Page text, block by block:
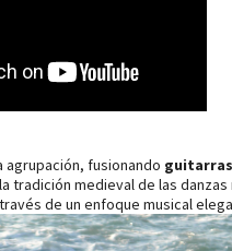
fusionando
tradición medieval de las
de un enfoque musical